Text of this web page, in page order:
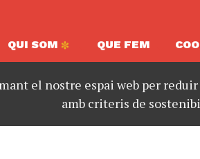
QUI SOM QUE FEM
el nostre espai web per
amb criteris de